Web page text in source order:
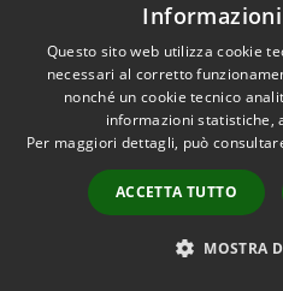
NZBTC7- Ufficio Servizi
Codice IPA
ORARI DI APERTURA AL
Tutti gli uffici ricevono dal
Questo sito web utilizza cookie
necessari al corretto
nonché un cookie tecnico
informazioni statistiche,
Per maggiori dettagli, può
ACCETTA TUTTO
MOSTRA